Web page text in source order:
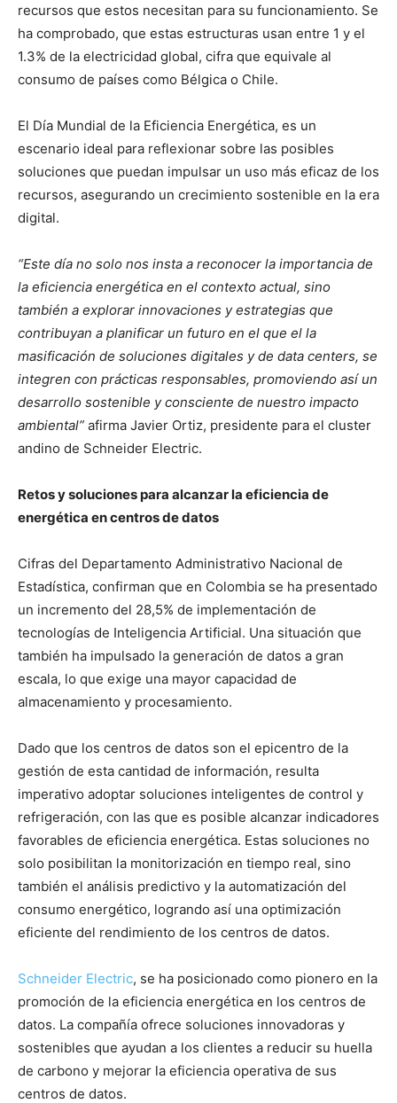
recursos que estos necesitan para su funcionamiento. Se
ha comprobado, que estas estructuras usan entre 1 y el
1.3% de la electricidad global, cifra que equivale al
consumo de países como Bélgica o Chile.
El Día Mundial de la Eficiencia Energética, es un
escenario ideal para reflexionar sobre las posibles
soluciones que puedan impulsar un uso más eficaz de los
recursos, asegurando un crecimiento sostenible en la era
digital.
“Este día no solo nos insta a reconocer la importancia de
la eficiencia energética en el contexto actual, sino
también a explorar innovaciones y estrategias que
contribuyan a planificar un futuro en el que el la
masificación de soluciones digitales y de data centers, se
integren con prácticas responsables, promoviendo así un
desarrollo sostenible y consciente de nuestro impacto
ambiental” afirma Javier Ortiz, presidente para el cluster
andino de Schneider Electric.
Retos y soluciones para alcanzar la eficiencia de
energética en centros de datos
Cifras del Departamento Administrativo Nacional de
Estadística, confirman que en Colombia se ha presentado
un incremento del 28,5% de implementación de
tecnologías de Inteligencia Artificial. Una situación que
también ha impulsado la generación de datos a gran
escala, lo que exige una mayor capacidad de
almacenamiento y procesamiento.
Dado que los centros de datos son el epicentro de la
gestión de esta cantidad de información, resulta
imperativo adoptar soluciones inteligentes de control y
refrigeración, con las que es posible alcanzar indicadores
favorables de eficiencia energética. Estas soluciones no
solo posibilitan la monitorización en tiempo real, sino
también el análisis predictivo y la automatización del
consumo energético, logrando así una optimización
eficiente del rendimiento de los centros de datos.
Schneider Electric, se ha posicionado como pionero en la
promoción de la eficiencia energética en los centros de
datos. La compañía ofrece soluciones innovadoras y
sostenibles que ayudan a los clientes a reducir su huella
de carbono y mejorar la eficiencia operativa de sus
centros de datos.